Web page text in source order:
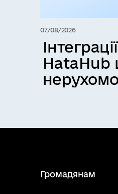
07/08/2026
HataHub
Громадянам